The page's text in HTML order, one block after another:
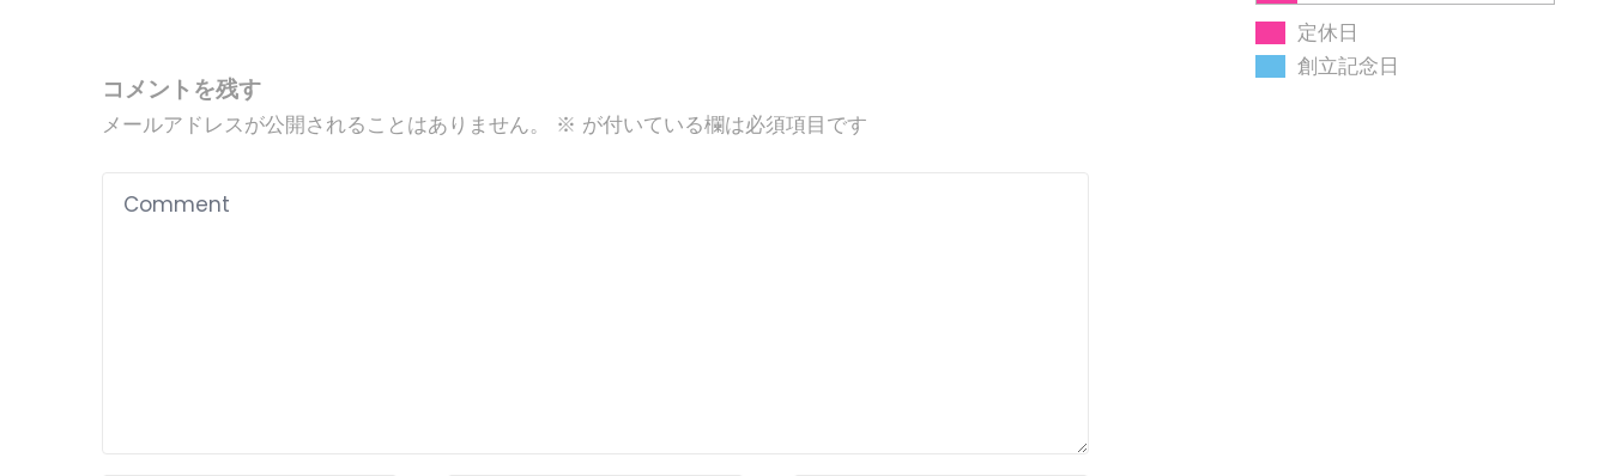
コメントを残す
メールアドレスが公開されることはありません。 ※ が付いている欄は必須項目です
定休日
創立記念日